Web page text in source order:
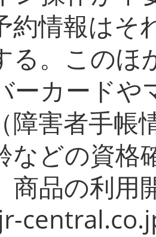
約情報はそ
る。このほ
ーカードや
障害者手帳
などの資格
商品の利用